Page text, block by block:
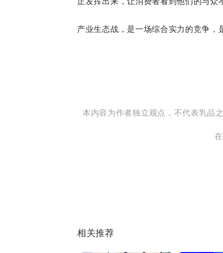
产业生态战，是一场综合实力的竞争
本内容为作者独立观点，不代表乳品
相关推荐